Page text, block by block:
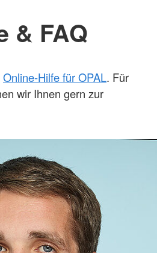
& FAQ
Online-Hilfe für OPAL. Für
wir Ihnen gern zur